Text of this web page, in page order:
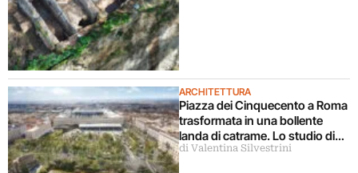
ARCHITETTURA
Piazza dei Cinquecento a Roma
trasformata in una bollente
landa di catrame. Lo studio di
architettura disconosce il
di Valentina Silvestrini